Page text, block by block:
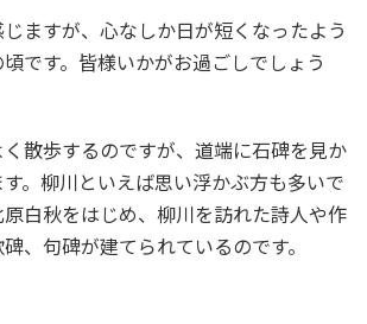
ますが、心なしか日が短くなったよう
です。皆様いかがお過ごしでしょう
散歩するのですが、道端に石碑を見か
。柳川といえば思い浮かぶ方も多いで
白秋をはじめ、柳川を訪れた詩人や作
、句碑が建てられているのです。